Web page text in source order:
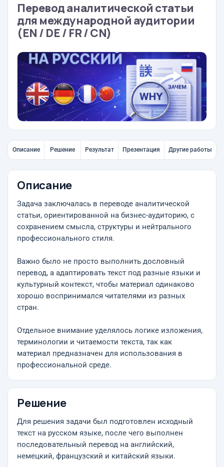
Перевод аналитической статьи
для международной аудитории
(EN / DE / FR / CN)
Описание Решение Результат Презентация Другие работы
Описание
Задача заключалась в переводе аналитической
статьи, ориентированной на бизнес-аудиторию, с
сохранением смысла, структуры и нейтрального
профессионального стиля.
Важно было не просто выполнить дословный
перевод, а адаптировать текст под разные языки и
культурный контекст, чтобы материал одинаково
хорошо воспринимался читателями из разных
стран.
Отдельное внимание уделялось логике изложения,
терминологии и читаемости текста, так как
материал предназначен для использования в
профессиональной среде.
Решение
Для решения задачи был подготовлен исходный
текст на русском языке, после чего выполнен
последовательный перевод на английский,
немецкий, французский и китайский языки.